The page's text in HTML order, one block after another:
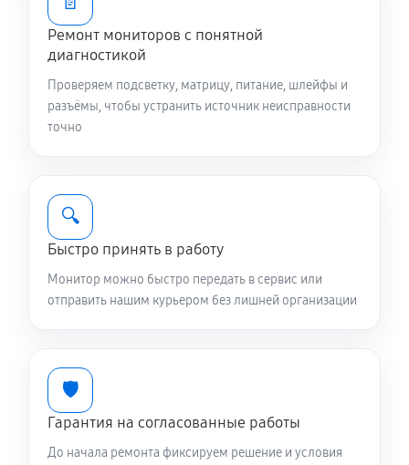
Ремонт мониторов с понятной
диагностикой
Проверяем подсветку, матрицу, питание, шлейфы и
разъёмы, чтобы устранить источник неисправности
точно
🔍
Быстро принять в работу
Монитор можно быстро передать в сервис или
отправить нашим курьером без лишней организации
🛡️
Гарантия на согласованные работы
До начала ремонта фиксируем решение и условия